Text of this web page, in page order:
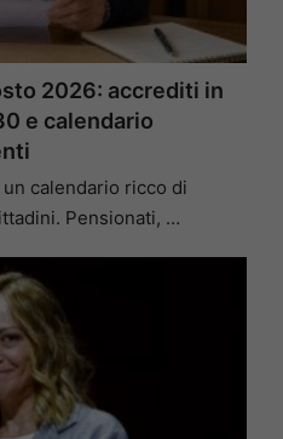
2026: accrediti in
e calendario
calendario ricco di
Pensionati, …